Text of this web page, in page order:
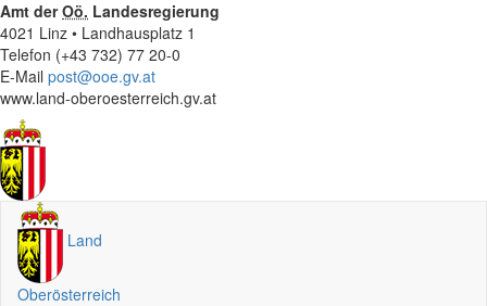
Amt derOö. Landesregierung
4021 Linz • Landhausplatz 1
Telefon (+43 732) 77 20-0
E-Mail post@ooe.gv.at
www.land-oberoesterreich.gv.at
Land
Oberösterreich